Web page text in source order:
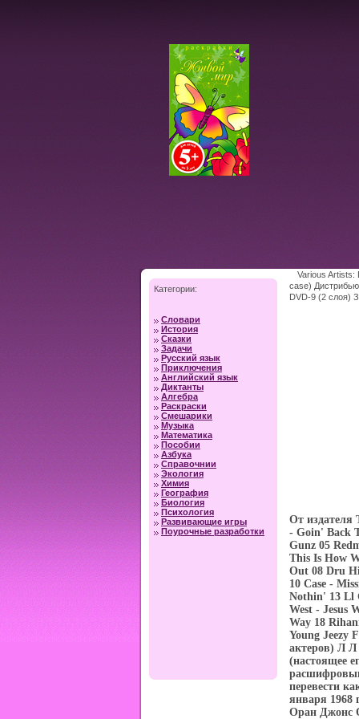
Категории:
Словари
История
Сказки
Задачи
Русский язык
Приключения
Английский язык
Диктанты
Алгебра
Раскраски
Смешарики
Музыка
Математика
Пособии
Азбука
Справочнии
Экология
Химия
География
Биология
Психология
Развивающие игры
Поурочные разработки
Various Artists:
case)
DVD-9 (2 слоя)
От издателя
- Goin' Back
Gunz 05
This Is How
Out 08 Dru
10 Case -
Nothin' 13 Ll
West - Jesus
Way 18
Young Jeezy
актеров) Л
(настоящее
перевести
января 1968
Оран Джонс